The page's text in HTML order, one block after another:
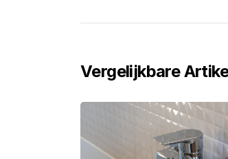
Vergelijkbare